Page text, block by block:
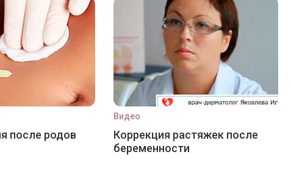
после родов
Видео
Коррекция растяжек после
беременности